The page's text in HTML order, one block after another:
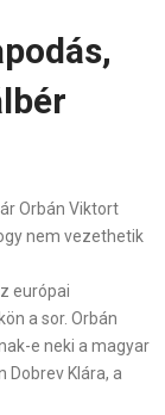
Orbán Viktort
nem vezethetik
európai
a sor. Orbán
e neki a magyar
Dobrev Klára, a